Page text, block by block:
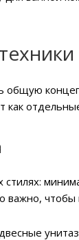
общую
как